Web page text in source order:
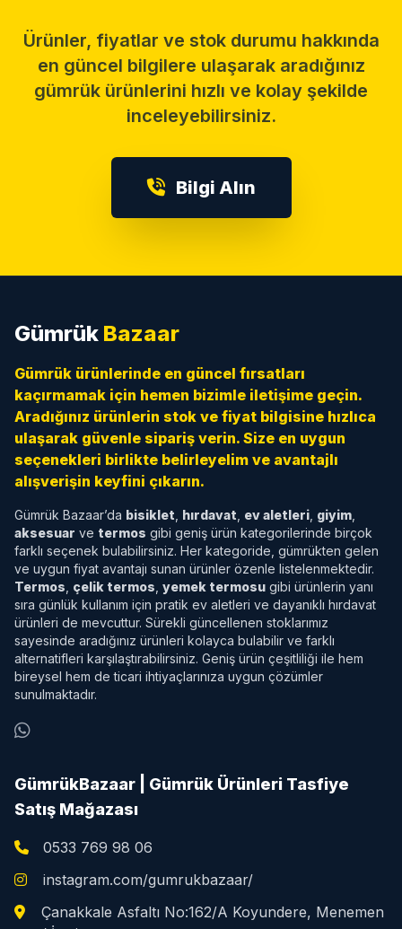
Ürünler, fiyatlar ve stok durumu hakkında
en güncel bilgilere ulaşarak aradığınız
gümrük ürünlerini hızlı ve kolay şekilde
inceleyebilirsiniz.
Bilgi Alın
Gümrük Bazaar
Gümrük ürünlerinde en güncel fırsatları
kaçırmamak için hemen bizimle iletişime geçin.
Aradığınız ürünlerin stok ve fiyat bilgisine hızlıca
ulaşarak güvenle sipariş verin. Size en uygun
seçenekleri birlikte belirleyelim ve avantajlı
alışverişin keyfini çıkarın.
Gümrük Bazaar’da bisiklet hırdavat ev aletleri giyim
aksesuar ve termos gibi geniş ürün kategorilerinde birçok
farklı seçenek bulabilirsiniz. Her kategoride, gümrükten gelen
ve uygun fiyat avantajı sunan ürünler özenle listelenmektedir.
Termos çelik termos yemek termosu gibi ürünlerin yanı
sıra günlük kullanım için pratik ev aletleri ve dayanıklı hırdavat
ürünleri de mevcuttur. Sürekli güncellenen stoklarımız
sayesinde aradığınız ürünleri kolayca bulabilir ve farklı
alternatifleri karşılaştırabilirsiniz. Geniş ürün çeşitliliği ile hem
bireysel hem de ticari ihtiyaçlarınıza uygun çözümler
sunulmaktadır.
GümrükBazaar | Gümrük Ürünleri Tasfiye
Satış Mağazası
0533 769 98 06
instagram.com/gumrukbazaar/
Çanakkale Asfaltı No:162/A Koyundere, Menemen